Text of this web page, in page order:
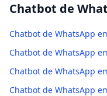
Chatbot de
Chatbot de WhatsApp
Chatbot de WhatsApp
Chatbot de WhatsApp
Chatbot de WhatsApp